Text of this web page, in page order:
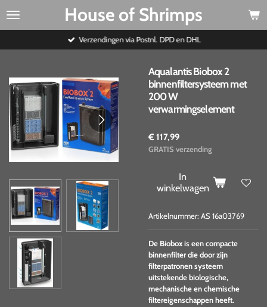
Ga
House of Shrimps
Verzendingen via Postnl. DPD en DHL
Aqualantis Biobox 2
binnenfiltersysteem met
200 W
verwarmingselement
€ 117,99
GRATIS verzending
In
winkelwagen
Artikelnummer: AS 16a03769
De Biobox is een compacte
binnenfilter die door zijn
filterpatronen systeem
uitstekende biologische,
mechanische en chemische
filtereigenschappen heeft.